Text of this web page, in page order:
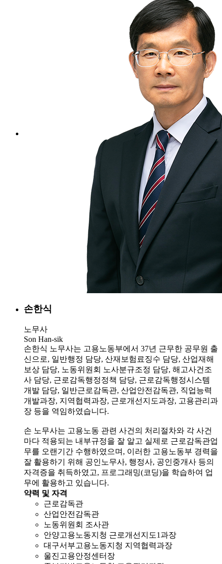
손한식
노무사
Son Han-sik
손한식 노무사는 고용노동부에서 37년 근무한 공무원 출
신으로, 일반행정 담당, 산재보험료징수 담당, 산업재해
보상 담당, 노동위원회 노사분규조정 담당, 해고사건조
사 담당, 근로감독행정정책 담당, 근로감독행정시스템
개발 담당, 일반근로감독관, 산업안전감독관, 직업능력
개발과장, 지역협력과장, 근로개선지도과장, 고용관리과
장 등을 역임하였습니다.
손 노무사는 고용노동 관련 사건의 처리절차와 각 사건
마다 적용되는 내부규정을 잘 알고 실제로 근로감독관업
무를 오랜기간 수행하였으며, 이러한 고용노동부 경력을
잘 활용하기 위해 공인노무사, 행정사, 공인중개사 등의
자격증을 취득하였고, 프로그래밍(코딩)을 학습하여 업
무에 활용하고 있습니다.
약력 및 자격
근로감독관
산업안전감독관
노동위원회 조사관
안양고용노동지청 근로개선지도1과장
대구서부고용노동지청 지역협력과장
울진고용안정센터장